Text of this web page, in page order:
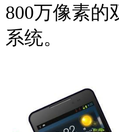
800万像素的
系统。